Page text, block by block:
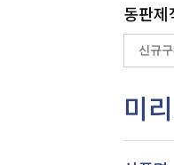
동판제
미